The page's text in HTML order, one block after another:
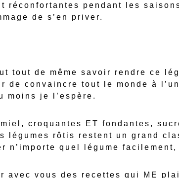
réconfortantes pendant les
de s’en priver.
de même savoir rendre ce
de convaincre tout le monde à
moins je l’espère.
croquantes ET fondantes,
rôtis restent un grand
n’importe quel légume facilement,
avec vous des recettes qui ME